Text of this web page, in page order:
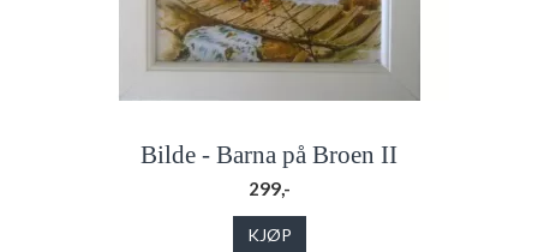
Bilde - Barna på Broen II
299,-
KJØP